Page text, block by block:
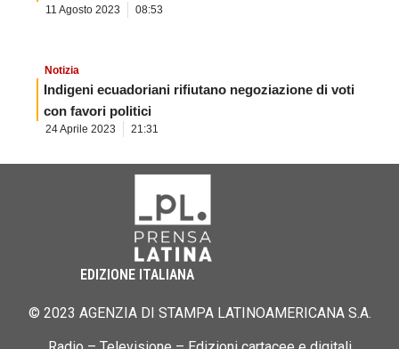
11 Agosto 2023 08:53
Notizia
Indigeni ecuadoriani rifiutano negoziazione di voti
con favori politici
24 Aprile 2023 21:31
EDIZIONE ITALIANA
© 2023 AGENZIA DI STAMPA LATINOAMERICANA S.A.